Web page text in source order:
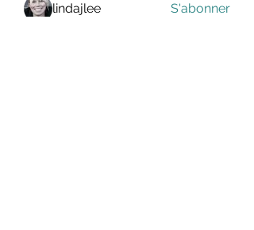
lindajlee
S'abonner